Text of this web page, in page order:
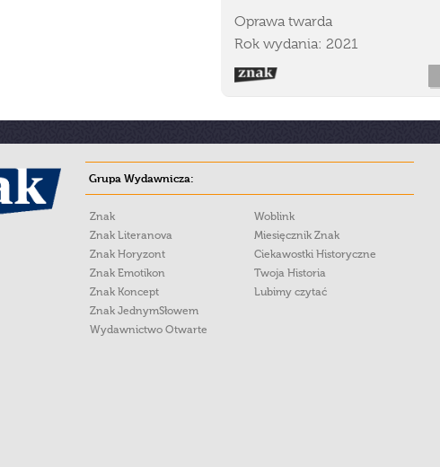
Oprawa twarda
Rok wydania: 2021
Grupa Wydawnicza:
Znak
Znak Literanova
Znak Horyzont
Znak Emotikon
Znak Koncept
Znak JednymSłowem
Wydawnictwo Otwarte
Woblink
Miesięcznik Znak
Ciekawostki Historyczne
Twoja Historia
Lubimy czytać